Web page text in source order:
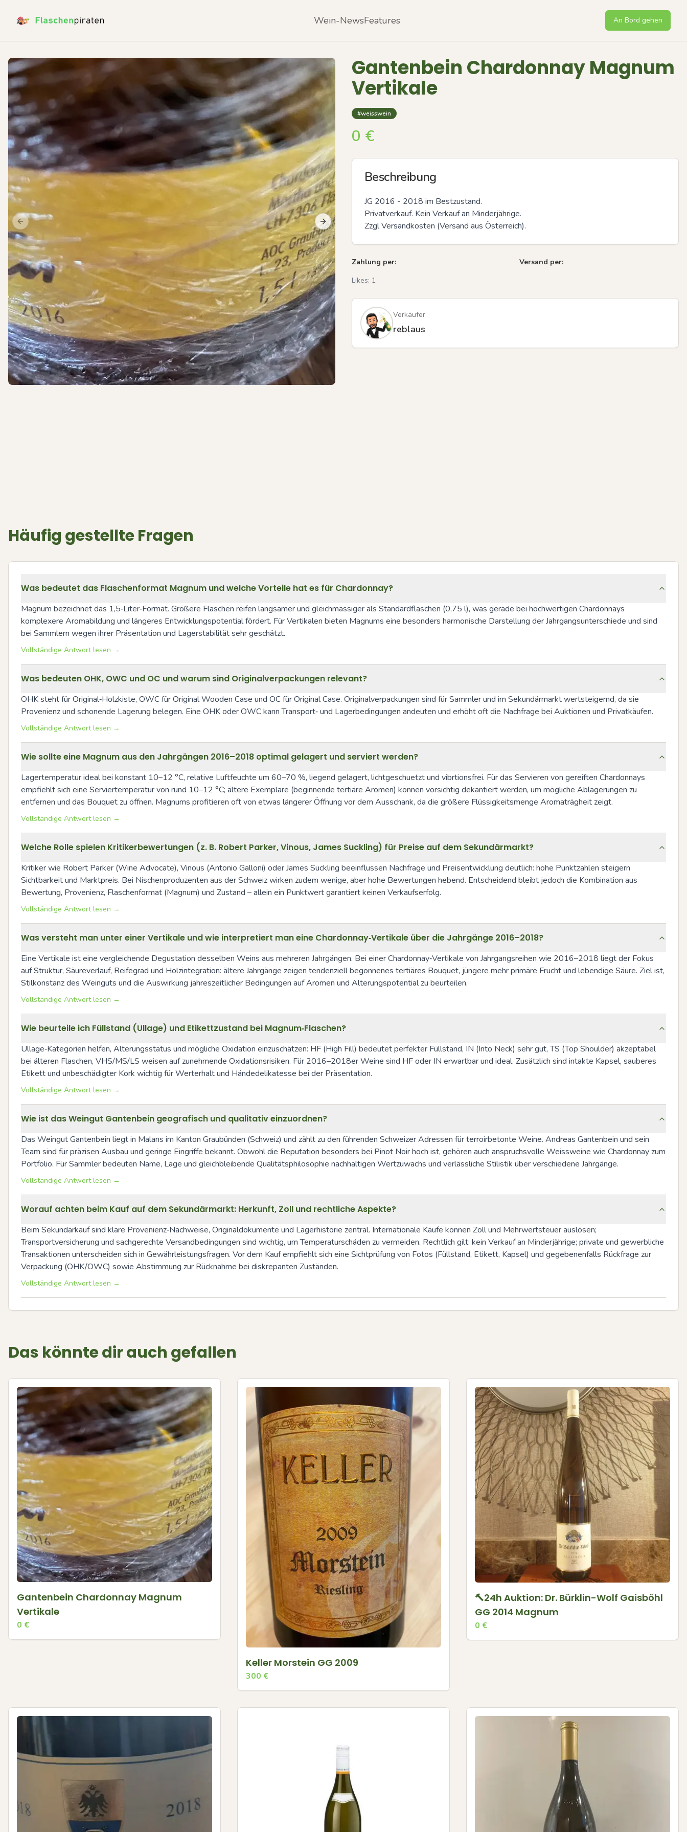
Wein-NewsFeatures An Bord gehen
Previous slide Next slide Previous slide
Gantenbein Chardonnay Magnum
Vertikale
#weisswein
0 €
Beschreibung
JG 2016 - 2018 im Bestzustand.
Privatverkauf. Kein Verkauf an Minderjährige.
Zzgl Versandkosten (Versand aus Österreich).
Zahlung per:
Versand per:
Likes: 1
Verkäufer
reblaus
Häufig gestellte Fragen
Was bedeutet das Flaschenformat Magnum und welche Vorteile hat es für Chardonnay?
Magnum bezeichnet das 1,5‑Liter‑Format. Größere Flaschen reifen langsamer und gleichmässiger als Standardflaschen (0,75 l), was gerade bei hochwertigen Chardonnays
komplexere Aromabildung und längeres Entwicklungspotential fördert. Für Vertikalen bieten Magnums eine besonders harmonische Darstellung der Jahrgangsunterschiede und sind
bei Sammlern wegen ihrer Präsentation und Lagerstabilität sehr geschätzt.
Vollständige Antwort lesen →
Was bedeuten OHK, OWC und OC und warum sind Originalverpackungen relevant?
OHK steht für Original‑Holzkiste, OWC für Original Wooden Case und OC für Original Case. Originalverpackungen sind für Sammler und im Sekundärmarkt wertsteigernd, da sie
Provenienz und schonende Lagerung belegen. Eine OHK oder OWC kann Transport‑ und Lagerbedingungen andeuten und erhöht oft die Nachfrage bei Auktionen und Privatkäufen.
Vollständige Antwort lesen →
Wie sollte eine Magnum aus den Jahrgängen 2016–2018 optimal gelagert und serviert werden?
Lagertemperatur ideal bei konstant 10–12 °C, relative Luftfeuchte um 60–70 %, liegend gelagert, lichtgeschuetzt und vibrtionsfrei. Für das Servieren von gereiften Chardonnays
empfiehlt sich eine Serviertemperatur von rund 10–12 °C; ältere Exemplare (beginnende tertiäre Aromen) können vorsichtig dekantiert werden, um mögliche Ablagerungen zu
entfernen und das Bouquet zu öffnen. Magnums profitieren oft von etwas längerer Öffnung vor dem Ausschank, da die größere Flüssigkeitsmenge Aromaträgheit zeigt.
Vollständige Antwort lesen →
Welche Rolle spielen Kritikerbewertungen (z. B. Robert Parker, Vinous, James Suckling) für Preise auf dem Sekundärmarkt?
Kritiker wie Robert Parker (Wine Advocate), Vinous (Antonio Galloni) oder James Suckling beeinflussen Nachfrage und Preisentwicklung deutlich: hohe Punktzahlen steigern
Sichtbarkeit und Marktpreis. Bei Nischenproduzenten aus der Schweiz wirken zudem wenige, aber hohe Bewertungen hebend. Entscheidend bleibt jedoch die Kombination aus
Bewertung, Provenienz, Flaschenformat (Magnum) und Zustand – allein ein Punktwert garantiert keinen Verkaufserfolg.
Vollständige Antwort lesen →
Was versteht man unter einer Vertikale und wie interpretiert man eine Chardonnay‑Vertikale über die Jahrgänge 2016–2018?
Eine Vertikale ist eine vergleichende Degustation desselben Weins aus mehreren Jahrgängen. Bei einer Chardonnay‑Vertikale von Jahrgangsreihen wie 2016–2018 liegt der Fokus
auf Struktur, Säureverlauf, Reifegrad und Holzintegration: ältere Jahrgänge zeigen tendenziell begonnenes tertiäres Bouquet, jüngere mehr primäre Frucht und lebendige Säure. Ziel ist,
Stilkonstanz des Weinguts und die Auswirkung jahreszeitlicher Bedingungen auf Aromen und Alterungspotential zu beurteilen.
Vollständige Antwort lesen →
Wie beurteile ich Füllstand (Ullage) und Etikettzustand bei Magnum‑Flaschen?
Ullage‑Kategorien helfen, Alterungsstatus und mögliche Oxidation einzuschätzen: HF (High Fill) bedeutet perfekter Füllstand, IN (Into Neck) sehr gut, TS (Top Shoulder) akzeptabel
bei älteren Flaschen, VHS/MS/LS weisen auf zunehmende Oxidationsrisiken. Für 2016–2018er Weine sind HF oder IN erwartbar und ideal. Zusätzlich sind intakte Kapsel, sauberes
Etikett und unbeschädigter Kork wichtig für Werterhalt und Händedelikatesse bei der Präsentation.
Vollständige Antwort lesen →
Wie ist das Weingut Gantenbein geografisch und qualitativ einzuordnen?
Das Weingut Gantenbein liegt in Malans im Kanton Graubünden (Schweiz) und zählt zu den führenden Schweizer Adressen für terroirbetonte Weine. Andreas Gantenbein und sein
Team sind für präzisen Ausbau und geringe Eingriffe bekannt. Obwohl die Reputation besonders bei Pinot Noir hoch ist, gehören auch anspruchsvolle Weissweine wie Chardonnay zum
Portfolio. Für Sammler bedeuten Name, Lage und gleichbleibende Qualitätsphilosophie nachhaltigen Wertzuwachs und verlässliche Stilistik über verschiedene Jahrgänge.
Vollständige Antwort lesen →
Worauf achten beim Kauf auf dem Sekundärmarkt: Herkunft, Zoll und rechtliche Aspekte?
Beim Sekundärkauf sind klare Provenienz‑Nachweise, Originaldokumente und Lagerhistorie zentral. Internationale Käufe können Zoll und Mehrwertsteuer auslösen;
Transportversicherung und sachgerechte Versandbedingungen sind wichtig, um Temperaturschäden zu vermeiden. Rechtlich gilt: kein Verkauf an Minderjährige; private und gewerbliche
Transaktionen unterscheiden sich in Gewährleistungsfragen. Vor dem Kauf empfiehlt sich eine Sichtprüfung von Fotos (Füllstand, Etikett, Kapsel) und gegebenenfalls Rückfrage zur
Verpackung (OHK/OWC) sowie Abstimmung zur Rücknahme bei diskrepanten Zuständen.
Vollständige Antwort lesen →
Das könnte dir auch gefallen
Gantenbein Chardonnay Magnum
Vertikale
0 €
Keller Morstein GG 2009
300 €
🔨24h Auktion: Dr. Bürklin-Wolf Gaisböhl
GG 2014 Magnum
0 €